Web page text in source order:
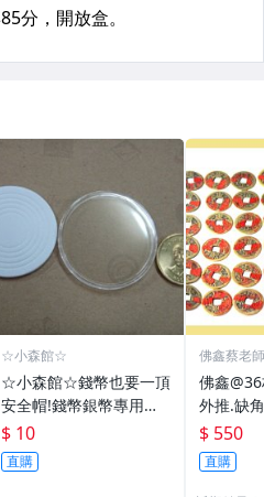
☆小森館☆
☆小森館☆錢幣也要一頂
安全帽!錢幣銀幣專用透
明壓克力盒收納保護盒.1
枚10元~11
$ 10
直購
佛鑫蔡老
佛鑫
外推.缺
雙碩士
加持/附
$ 550
直購